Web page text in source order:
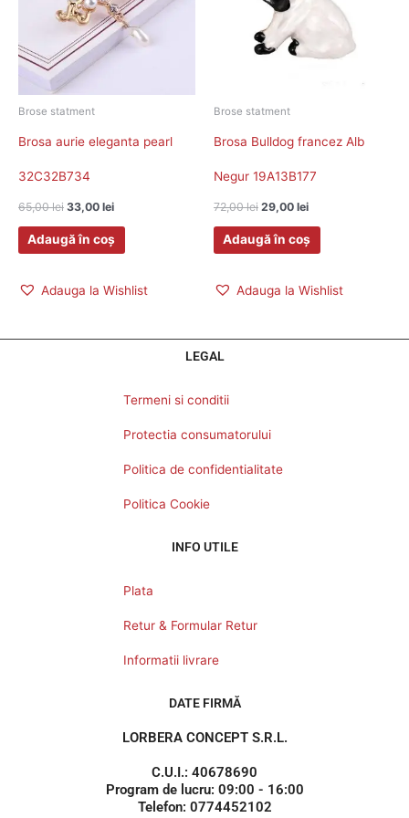
Brose statment
Brosa aurie eleganta pearl
32C32B734
65,00lei 33,00 lei
Adaugă în coș
Adauga la Wishlist
Brose statment
Brosa Bulldog francez Alb
Negur 19A13B177
72,00lei 29,00 lei
Adaugă în coș
Adauga la Wishlist
LEGAL
Termeni si conditii
Protectia consumatorului
Politica de confidentialitate
Politica Cookie
INFO UTILE
Plata
Retur & Formular Retur
Informatii livrare
DATE FIRMĂ
LORBERA CONCEPT S.R.L.
C.U.I.: 40678690
Program de lucru: 09:00 - 16:00
Telefon: 0774452102